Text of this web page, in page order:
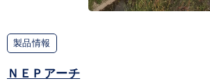
製品情報
ＮＥＰアーチ